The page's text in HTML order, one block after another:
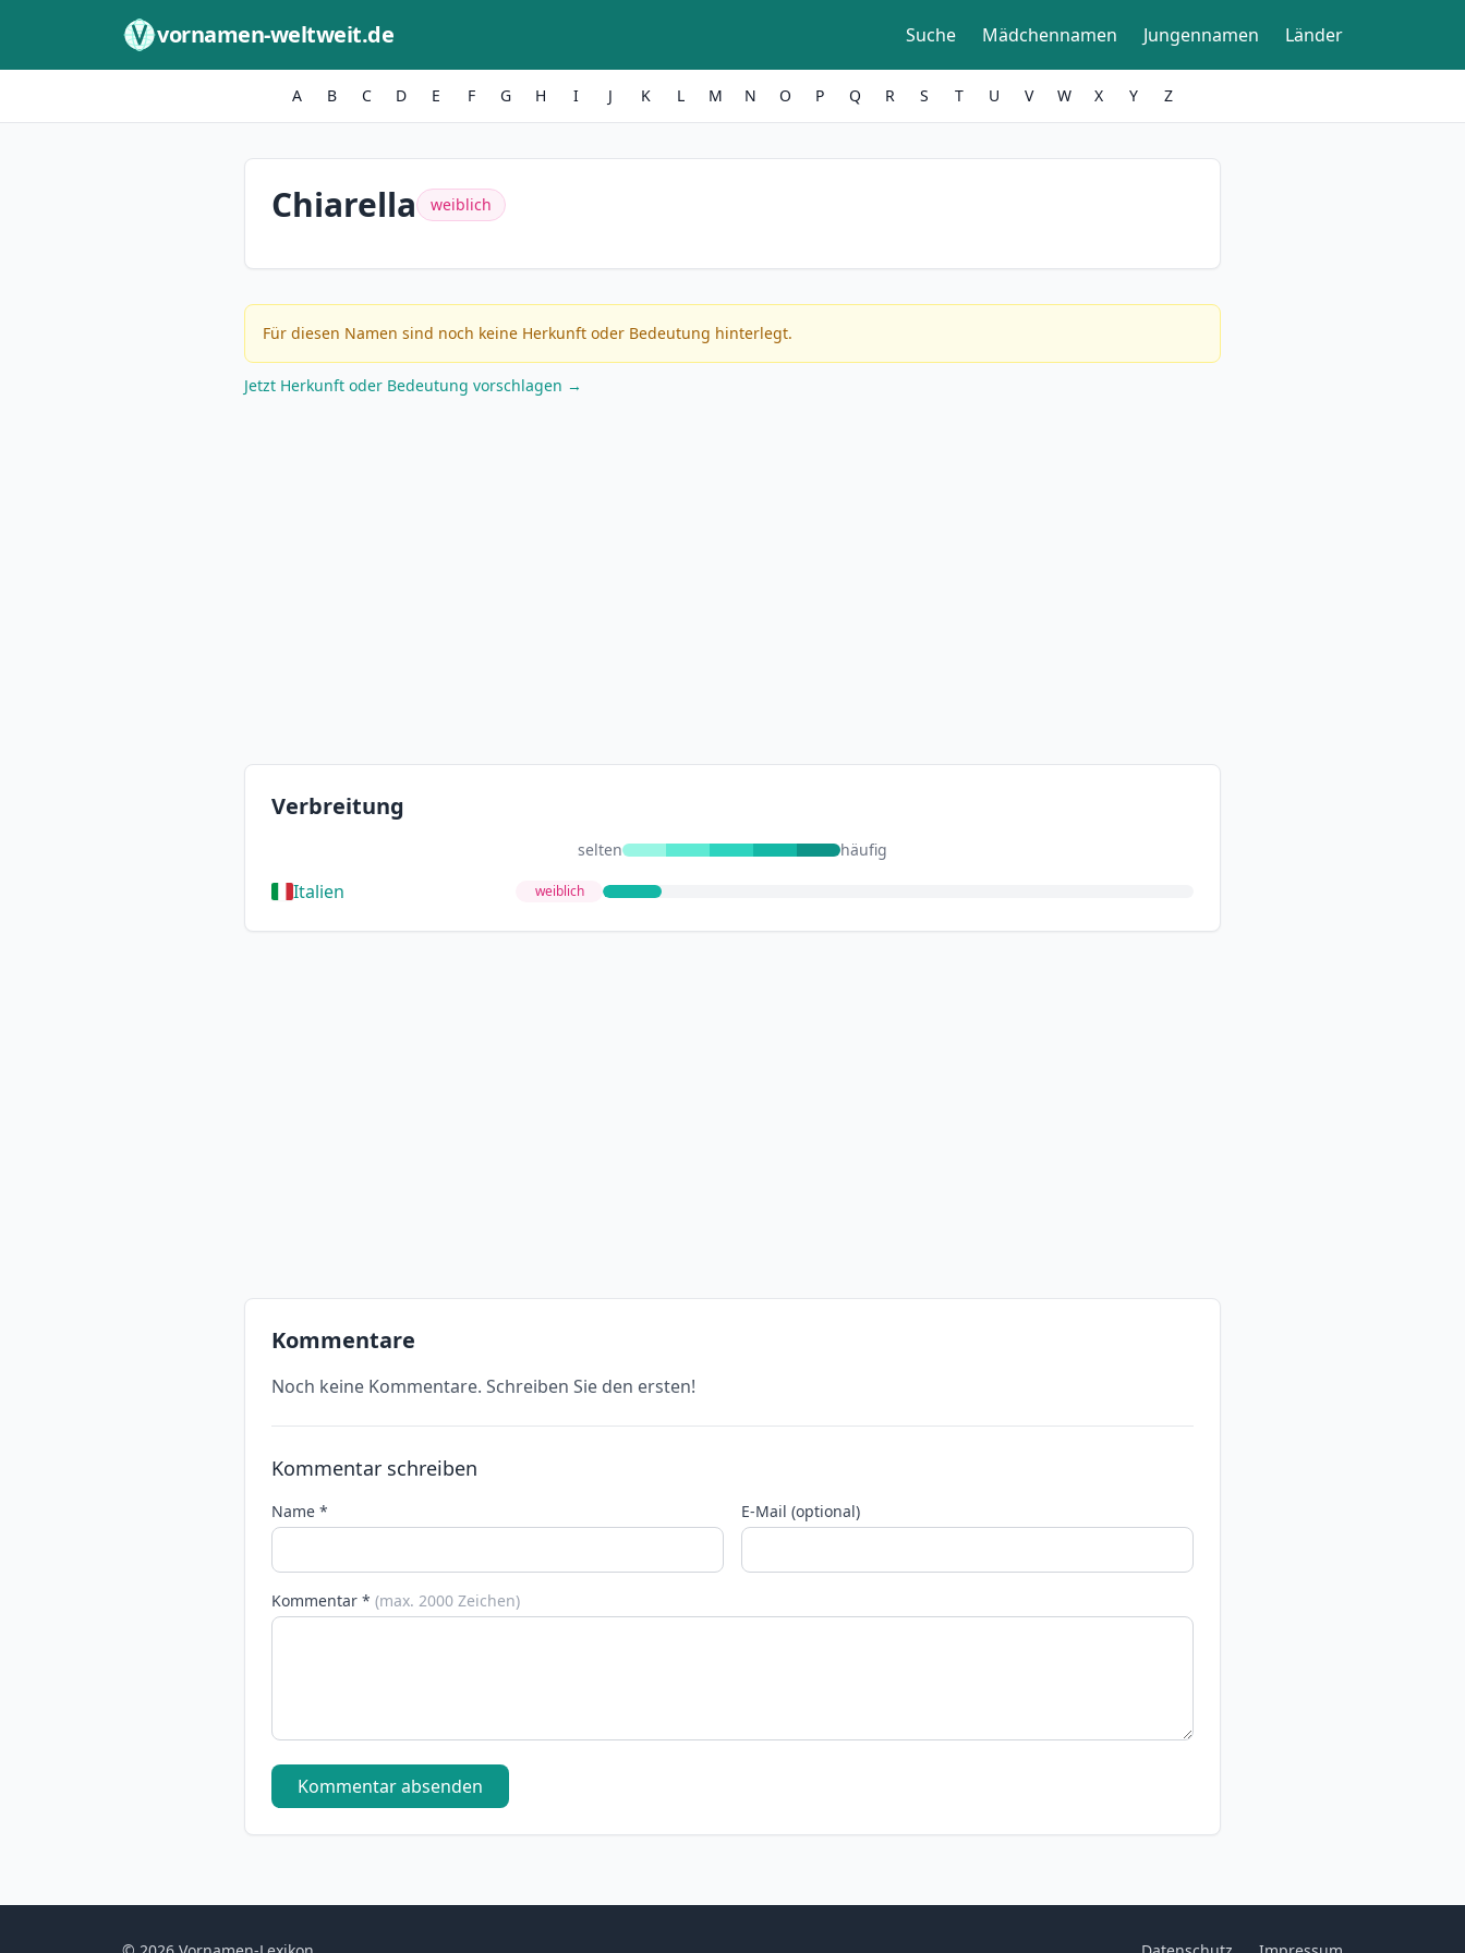
vornamen-weltweit.de Suche Mädchennamen Jungennamen Länder
A B C D E F G H I J K L M N O P Q R S T U V W X Y Z
Chiarella weiblich
Für diesen Namen sind noch keine Herkunft oder Bedeutung hinterlegt.
Jetzt Herkunft oder Bedeutung vorschlagen →
Verbreitung
selten häufig
Italien weiblich
Kommentare
Noch keine Kommentare. Schreiben Sie den ersten!
Kommentar schreiben
Name * E-Mail (optional)
Kommentar * (max. 2000 Zeichen)
Kommentar absenden